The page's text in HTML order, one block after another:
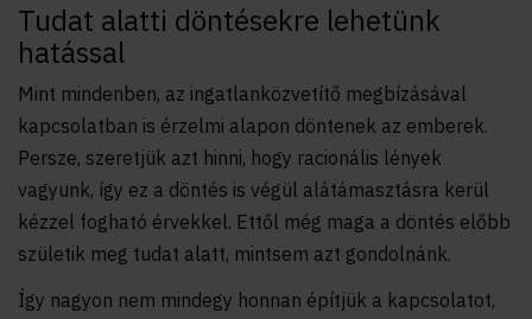
Tudat alatti döntésekre lehetünk
hatással
Mint mindenben, az ingatlanközvetítő megbízásával
kapcsolatban is érzelmi alapon döntenek az emberek.
Persze, szeretjük azt hinni, hogy racionális lények
vagyunk, így ez a döntés is végül alátámasztásra kerül
kézzel fogható érvekkel. Ettől még maga a döntés előbb
születik meg tudat alatt, mintsem azt gondolnánk.
Így nagyon nem mindegy honnan építjük a kapcsolatot,